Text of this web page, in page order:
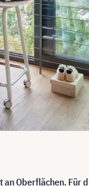
Oberflächen. Für